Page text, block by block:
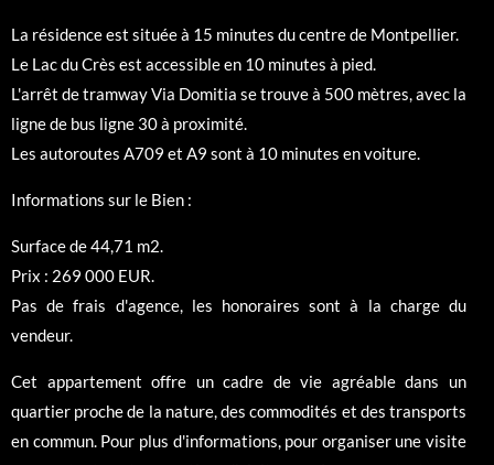
La résidence est située à 15 minutes du centre de Montpellier.
Le Lac du Crès est accessible en 10 minutes à pied.
L'arrêt de tramway Via Domitia se trouve à 500 mètres, avec la
ligne de bus ligne 30 à proximité.
Les autoroutes A709 et A9 sont à 10 minutes en voiture.
Informations sur le Bien :
Surface de 44,71 m2.
Prix : 269 000 EUR.
Pas de frais d'agence, les honoraires sont à la charge du
vendeur.
Cet appartement offre un cadre de vie agréable dans un
quartier proche de la nature, des commodités et des transports
en commun. Pour plus d'informations, pour organiser une visite